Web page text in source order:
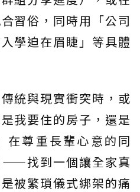
習俗，同時用「公司
學迫在眉睫」等具體
統與現實衝突時，或
我要住的房子，還是
在尊重長輩心意的同
——找到一個讓全家真
被繁瑣儀式綁架的痛